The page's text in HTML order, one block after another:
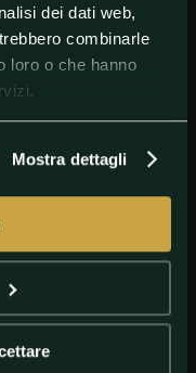
dei dati web,
combinarle
loro o che hanno
Mostra dettagli